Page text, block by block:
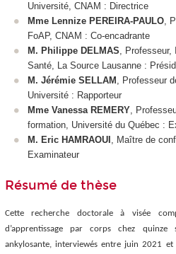
Université, CNAM : Directrice
Mme Lennize PEREIRA-PAULO,
FoAP, CNAM : Co-encadrante
M. Philippe DELMAS, Professeur,
Santé, La Source Lausanne :
M. Jérémie SELLAM , Professeur
Université : Rapporteur
Mme Vanessa REMERY,
formation, Université du Québec :
M. Eric HAMRAOUI , Maître de
Examinateur
Résumé de thèse
Cette recherche doctorale à visée
d’apprentissage par corps chez
ankylosante, interviewés entre juin 2021